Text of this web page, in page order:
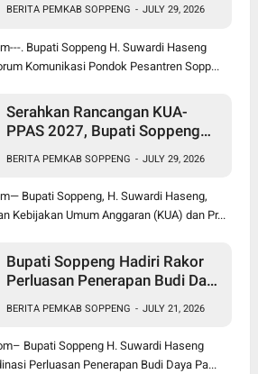
BERITA PEMKAB SOPPENG - JULY 29, 2026
. Bupati Soppeng H. Suwardi Haseng
Komunikasi Pondok Pesantren Sopp...
Serahkan Rancangan KUA-
PPAS 2027, Bupati Soppeng
Tengah Tekanan Fiskal
BERITA PEMKAB SOPPENG - JULY 29, 2026
Bupati Soppeng, H. Suwardi Haseng,
Kebijakan Umum Anggaran (KUA) dan Pr...
Bupati Soppeng Hadiri Rakor
Perluasan Penerapan Budi Daya
BERITA PEMKAB SOPPENG - JULY 21, 2026
Bupati Soppeng H. Suwardi Haseng
Perluasan Penerapan Budi Daya Pa...